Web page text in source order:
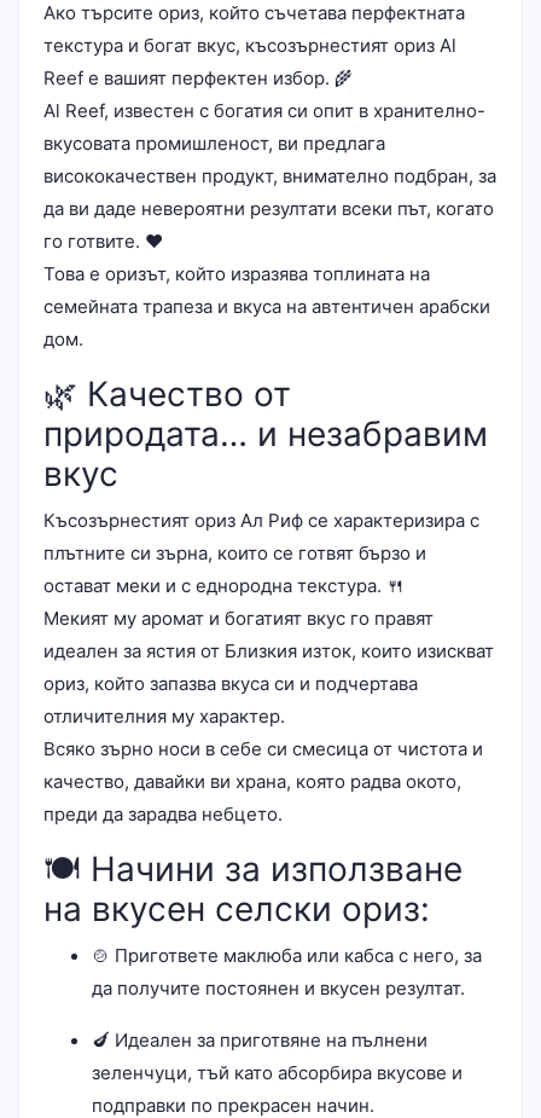
Ако търсите ориз, който съчетава перфектната
текстура и богат вкус, късозърнестият ориз Al
Reef е вашият перфектен избор. 🌾
Al Reef, известен с богатия си опит в хранително-
вкусовата промишленост, ви предлага
висококачествен продукт, внимателно подбран, за
да ви даде невероятни резултати всеки път, когато
го готвите. ❤️
Това е оризът, който изразява топлината на
семейната трапеза и вкуса на автентичен арабски
дом.
🌿 Качество от
природата… и незабравим
вкус
Късозърнестият ориз Ал Риф се характеризира с
плътните си зърна, които се готвят бързо и
остават меки и с еднородна текстура. 🍴
Мекият му аромат и богатият вкус го правят
идеален за ястия от Близкия изток, които изискват
ориз, който запазва вкуса си и подчертава
отличителния му характер.
Всяко зърно носи в себе си смесица от чистота и
качество, давайки ви храна, която радва окото,
преди да зарадва небцето.
🍽️ Начини за използване
на вкусен селски ориз:
🍲 Пригответе маклюба или кабса с него, за
да получите постоянен и вкусен резултат.
🍆 Идеален за приготвяне на пълнени
зеленчуци, тъй като абсорбира вкусове и
подправки по прекрасен начин.